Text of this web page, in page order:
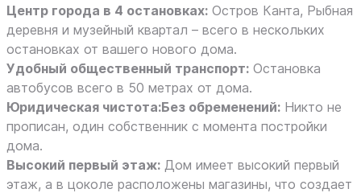
Центр города в 4 остановках: Остров Канта, Рыбная
деревня и музейный квартал – всего в нескольких
остановках от вашего нового дома.
Удобный общественный транспорт: Остановка
автобусов всего в 50 метрах от дома.
Юридическая чистота:Без обременений: Никто не
прописан, один собственник с момента постройки
дома.
Высокий первый этаж: Дом имеет высокий первый
этаж, а в цоколе расположены магазины, что создает